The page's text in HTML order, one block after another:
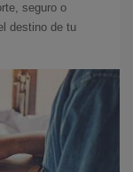
seguro o
destino de tu